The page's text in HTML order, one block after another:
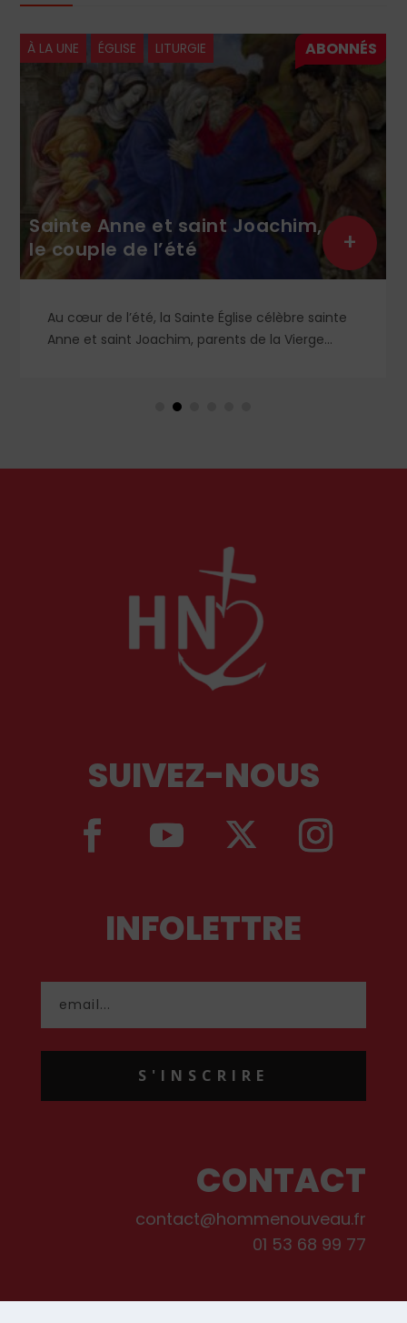
À LA UNE ÉGLISE LITURGIE
Sainte Anne et saint Joachim,
le couple de l’été
Au cœur de l’été, la Sainte Église célèbre sainte
Anne et saint Joachim, parents de la Vierge
en Orient qu’en Occident, célèbre par sa piété
+
SUIVEZ-NOUS
INFOLETTRE
S'INSCRIRE
CONTACT
contact@hommenouveau.fr
01 53 68 99 77